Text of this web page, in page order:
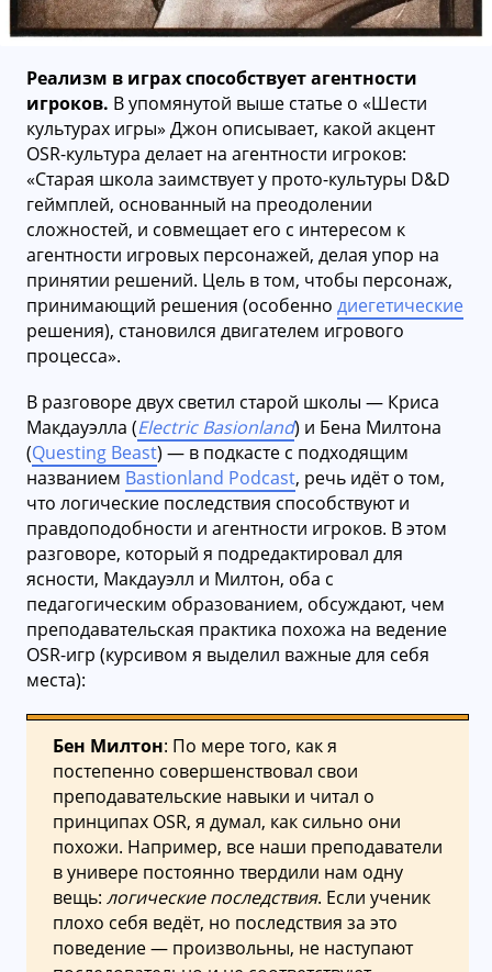
Реализм в играх способствует агентности
игроков. В упомянутой выше статье о «Шести
культурах игры» Джон описывает, какой акцент
OSR-культура делает на агентности игроков:
«Старая школа заимствует у прото-культуры D&D
геймплей, основанный на преодолении
сложностей, и совмещает его с интересом к
агентности игровых персонажей, делая упор на
принятии решений. Цель в том, чтобы персонаж,
принимающий решения (особенно диегетические
решения), становился двигателем игрового
процесса».
В разговоре двух светил старой школы — Криса
Макдауэлла (Electric Basionland) и Бена Милтона
(Questing Beast) — в подкасте с подходящим
названием Bastionland Podcast, речь идёт о том,
что логические последствия способствуют и
правдоподобности и агентности игроков. В этом
разговоре, который я подредактировал для
ясности, Макдауэлл и Милтон, оба с
педагогическим образованием, обсуждают, чем
преподавательская практика похожа на ведение
OSR-игр (курсивом я выделил важные для себя
места):
Бен Милтон: По мере того, как я
постепенно совершенствовал свои
преподавательские навыки и читал о
принципах OSR, я думал, как сильно они
похожи. Например, все наши преподаватели
в универе постоянно твердили нам одну
вещь: логические последствия. Если ученик
плохо себя ведёт, но последствия за это
поведение — произвольны, не наступают